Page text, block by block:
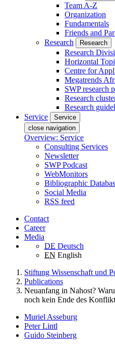
Team A-Z
Organization
Fundamentals
Friends and
Research
Research
Research
Horizontal
Centre for
Megatrends
SWP research
Research
Research
Service
Service
close navigation
Overview: Service
Consulting Services
Newsletter
SWP Podcast
WebMonitors
Bibliographic
Social Media
RSS feed
Contact
Career
Media
DE Deutsch
EN English
Stiftung Wissenschaft und
Publications
Neuanfang in Nahost?
noch kein Ende des
Muriel Asseburg
Peter Lintl
Guido Steinberg